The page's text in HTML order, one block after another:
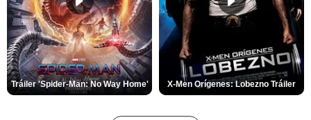
Tráiler 'Spider-Man: No Way Home' X-Men Orígenes: Lobezno Tráiler